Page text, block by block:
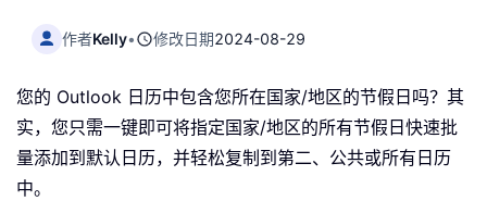
作者Kelly• 修改日期2024-08-29
您的 Outlook 日历中包含您所在国家/地区的节假日吗？其
实，您只需一键即可将指定国家/地区的所有节假日快速批
量添加到默认日历，并轻松复制到第二、公共或所有日历
中。